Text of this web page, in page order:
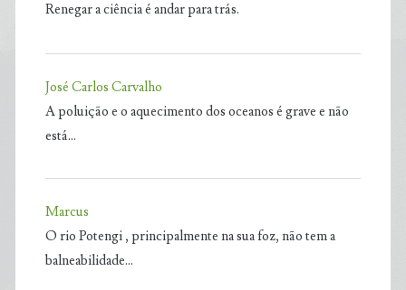
Renegar a ciência é andar para trás.
José Carlos Carvalho
A poluição e o aquecimento dos oceanos é grave e não
está…
Marcus
O rio Potengi , principalmente na sua foz, não tem a
balneabilidade…